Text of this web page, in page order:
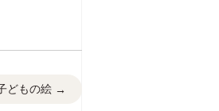
どもの絵 →